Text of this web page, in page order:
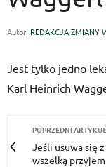
Autor: REDAKCJA ZMIANY
Jest tylko jedno
Karl Heinrich
POPRZEDNI ARTYKUŁ
Jeśli usu­wa się
wszelką